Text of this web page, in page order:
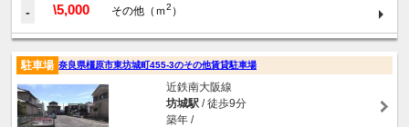
- \5,000 その他（ｍ2 ）
駐車場 奈良県橿原市東坊城町455-3のその他賃貸駐車場
近鉄南大阪線
坊城駅/ 徒歩9分
築年 /